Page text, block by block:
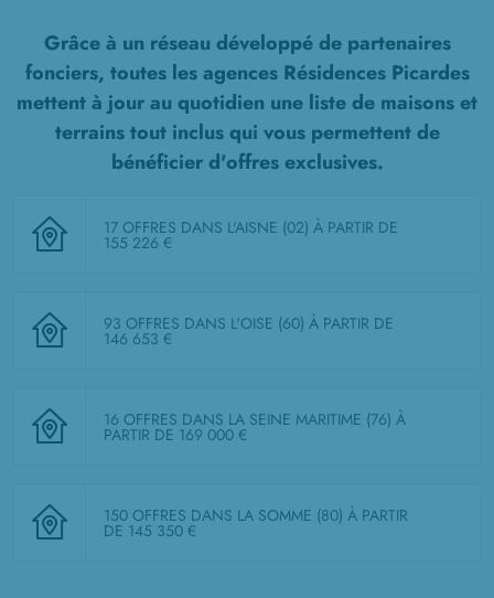
Grâce à un réseau développé de partenaires
fonciers, toutes les agences Résidences Picardes
mettent à jour au quotidien une liste de maisons et
terrains tout inclusqui vous permettent de
bénéficier d'offres exclusives.
17 OFFRES DANS L'AISNE (02) À PARTIR DE
155 226 €
93 OFFRES DANS L'OISE (60) À PARTIR DE
146 653 €
16 OFFRES DANS LA SEINE MARITIME (76) À
PARTIR DE 169 000 €
150 OFFRES DANS LA SOMME (80) À PARTIR
DE 145 350 €